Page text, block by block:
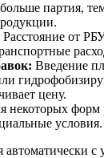
партия,
Расстояние от
Введение
цену.
некоторых форм
условия.
автоматически